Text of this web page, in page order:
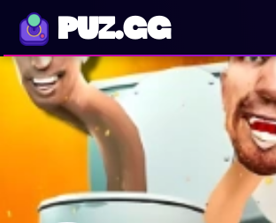
PUZ.GG